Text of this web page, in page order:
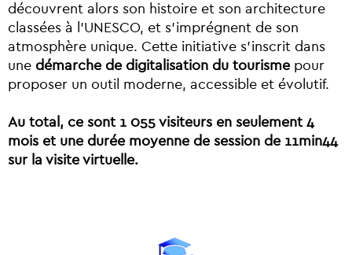
découvrent alors son histoire et son architecture
classées à l’UNESCO, et s’imprégnent de son
atmosphère unique. Cette initiative s’inscrit dans
une démarche de digitalisation du tourisme pour
proposer un outil moderne, accessible et évolutif.
Au total, ce sont 1 055 visiteurs en seulement 4
mois et une durée moyenne de session de 11min44
sur la visite virtuelle.